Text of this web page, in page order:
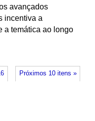
avançados
incentiva a
a temática ao longo
Próximos 10 itens »